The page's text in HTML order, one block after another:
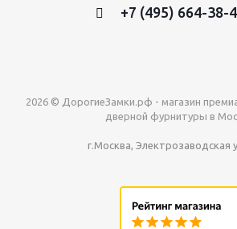
+7 (495) 664-38-
2026 © ДорогиеЗамки.рф - магазин
дверной фурнитуры в
г.Москва, Электрозаводская